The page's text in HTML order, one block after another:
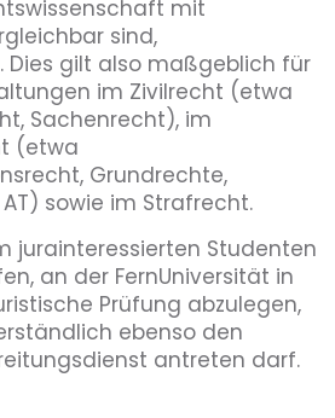
mit
sind,
Dies gilt also maßgeblich für
im Zivilrecht (etwa
Sachenrecht), im
(etwa
Grundrechte,
sowie im Strafrecht.
jurainteressierten Studenten
an der FernUniversität in
Prüfung abzulegen,
ebenso den
antreten darf.